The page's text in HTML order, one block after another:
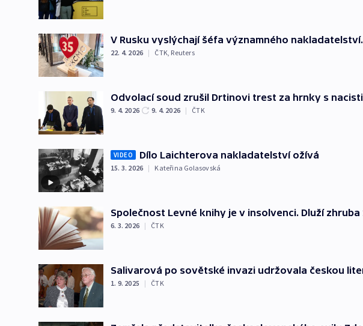
V Rusku vyslýchají šéfa významného
22. 4. 2026 | ČTK, Reuters
Odvolací soud zrušil Drtinovi trest za hrnky s
9. 4. 2026 9. 4. 2026 | ČTK
VIDEO Dílo Laichterova nakladatelství ožívá
15. 3. 2026 | Kateřina Golasovská
Společnost Levné knihy je v insolvenci. Dluží zhruba
6. 3. 2026 | ČTK
Salivarová po sovětské invazi udržovala českou
1. 9. 2025 | ČTK